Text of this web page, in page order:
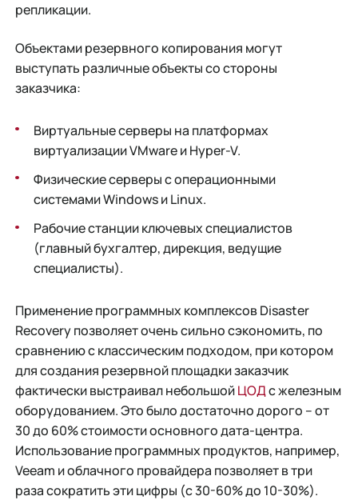
репликации.
Объектами резервного копирования могут
выступать различные объекты со стороны
заказчика:
Виртуальные серверы на платформах
виртуализации VMware и Hyper-V.
Физические серверы с операционными
системами Windows и Linux.
Рабочие станции ключевых специалистов
(главный бухгалтер, дирекция, ведущие
специалисты).
Применение программных комплексов Disaster
Recovery позволяет очень сильно сэкономить, по
сравнению с классическим подходом, при котором
для создания резервной площадки заказчик
фактически выстраивал небольшойЦОДс железным
оборудованием. Это было достаточно дорого – от
30 до 60% стоимости основного дата-центра.
Использование программных продуктов, например,
Veeam и облачного провайдера позволяет в три
раза сократить эти цифры (с 30-60% до 10-30%).